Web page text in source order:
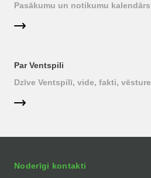
Pasākumu un notikumu kalendārs
Par Ventspili
Dzīve Ventspilī, vide, fakti, vēsture
Noderīgi kontakti